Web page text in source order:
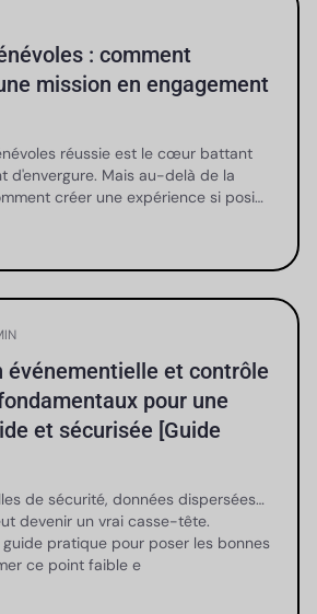
: comment
mission en engagement
réussie est le cœur battant
d'envergure. Mais au-delà de la
créer une expérience si posi…
événementielle et contrôle
pour une
et sécurisée [Guide
de sécurité, données dispersées…
devenir un vrai casse-tête.
guide pratique pour poser les bonnes
ce point faible e